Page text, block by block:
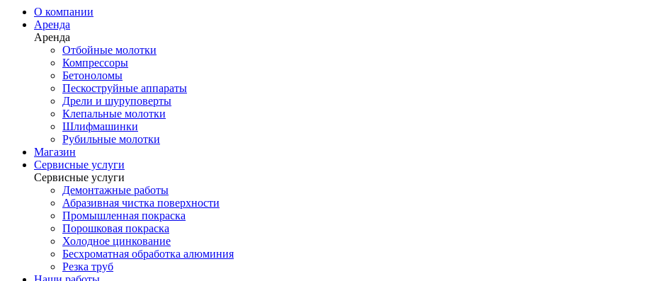
О компании
Аренда
Аренда
Отбойные молотки
Компрессоры
Бетоноломы
Пескоструйные аппараты
Дрели и шуруповерты
Клепальные молотки
Шлифмашинки
Рубильные молотки
Магазин
Сервисные услуги
Сервисные услуги
Демонтажные работы
Абразивная чистка поверхности
Промышленная покраска
Порошковая покраска
Холодное цинкование
Бесхроматная обработка алюминия
Резка труб